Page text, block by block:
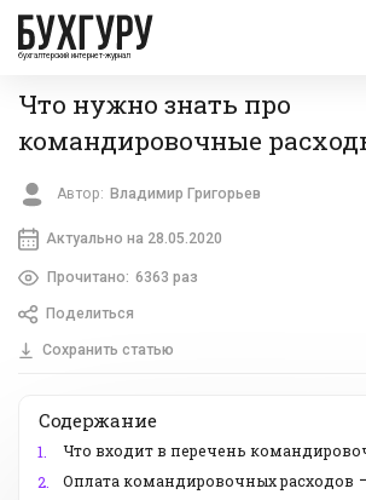
бухгалтерский интернет-журнал
Что нужно знать про
командировочные
Автор: Владимир Григорьев
Актуально на 28.05.2020
Прочитано: 6363 раз
Поделиться
Сохранить статью
Содержание
1.
Что входит в перечень
2.
Оплата командировочных расходов